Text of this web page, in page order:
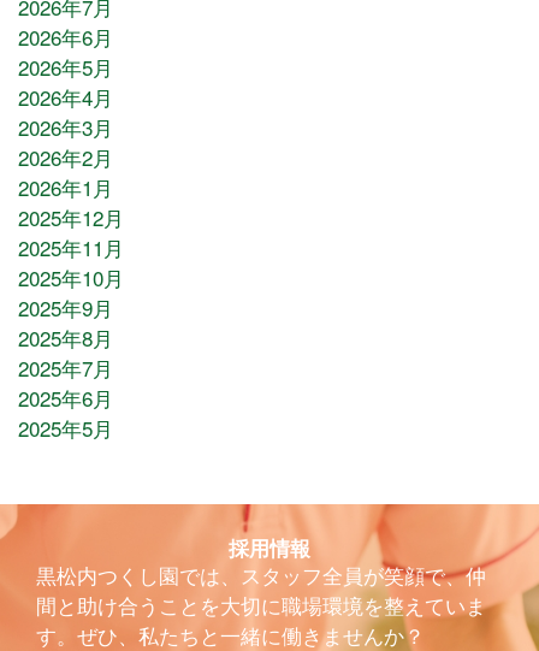
2026年7月
2026年6月
2026年5月
2026年4月
2026年3月
2026年2月
2026年1月
2025年12月
2025年11月
2025年10月
2025年9月
2025年8月
2025年7月
2025年6月
2025年5月
採用情報
黒松内つくし園では、スタッフ全員が笑顔で、仲
間と助け合うことを大切に職場環境を整えていま
す。ぜひ、私たちと一緒に働きませんか？